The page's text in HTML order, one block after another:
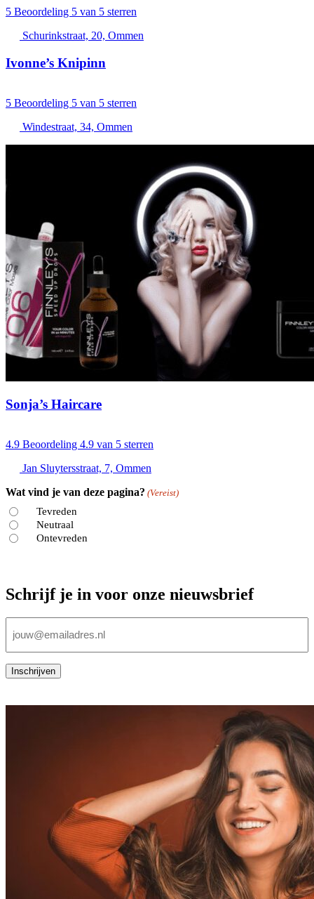
5 Beoordeling 5 van 5 sterren
Schurinkstraat, 20, Ommen
Ivonne’s Knipinn
5 Beoordeling 5 van 5 sterren
Windestraat, 34, Ommen
Sonja’s Haircare
4.9 Beoordeling 4.9 van 5 sterren
Jan Sluytersstraat, 7, Ommen
Wat vind je van deze pagina? (Vereist)
Tevreden
Neutraal
Ontevreden
Schrijf je in voor onze nieuwsbrief
mailadres
Inschrijven